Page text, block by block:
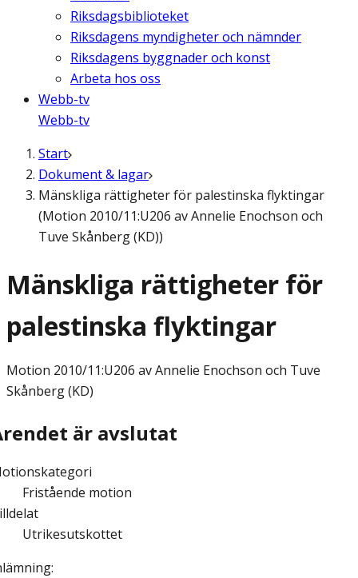
Riksdagsbiblioteket
Riksdagens myndigheter och nämnder
Riksdagens byggnader och konst
Arbeta hos oss
Webb-tv
Webb-tv
Start
Dokument & lagar
Mänskliga rättigheter för palestinska flyktingar
(Motion 2010/11:U206 av Annelie Enochson och
Tuve Skånberg (KD))
Mänskliga rättigheter för
palestinska flyktingar
Motion 2010/11:U206 av Annelie Enochson och Tuve
Skånberg (KD)
är avslutat
Fristående motion
Utrikesutskottet
: